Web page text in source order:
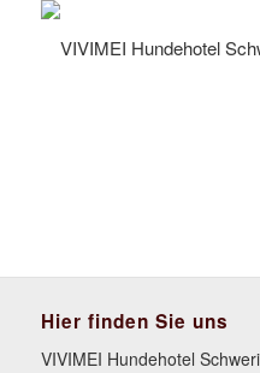
Hier finden Sie uns
VIVIMEI Hundehotel